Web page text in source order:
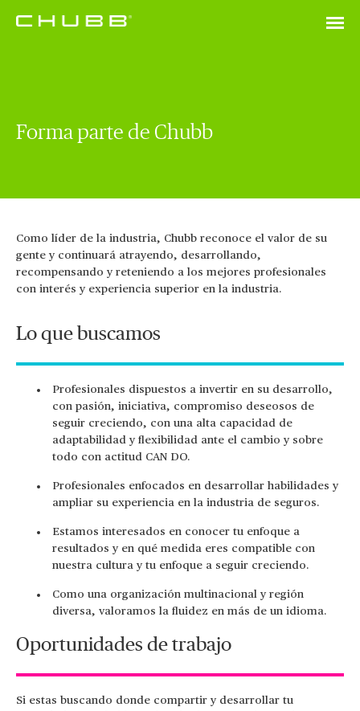
Forma parte de Chubb
Como líder de la industria, Chubb reconoce el valor de su
gente y continuará atrayendo, desarrollando,
recompensando y reteniendo a los mejores profesionales
con interés y experiencia superior en la industria.
Lo que buscamos
Profesionales dispuestos a invertir en su desarrollo,
con pasión, iniciativa, compromiso deseosos de
seguir creciendo, con una alta capacidad de
adaptabilidad y flexibilidad ante el cambio y sobre
todo con actitud CAN DO.
Profesionales enfocados en desarrollar habilidades y
ampliar su experiencia en la industria de seguros.
Estamos interesados en conocer tu enfoque a
resultados y en qué medida eres compatible con
nuestra cultura y tu enfoque a seguir creciendo.
Como una organización multinacional y región
diversa, valoramos la fluidez en más de un idioma.
Oportunidades de trabajo
Si estas buscando donde compartir y desarrollar tu